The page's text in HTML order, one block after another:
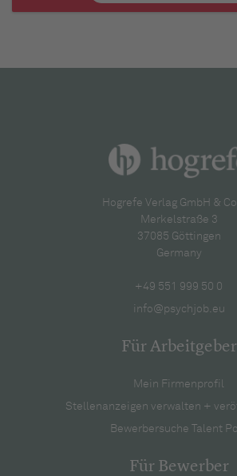
Hogrefe Verlag GmbH &
Merkelstraße 3
37085 Göttingen
Germany
+49 551 999 50 0
info@psychjob.eu
Für Arbeitgeber
Mein Firmenprofil
Stellenanzeigen verwalten +
Bewerbersuche Talent
Für Bewerber